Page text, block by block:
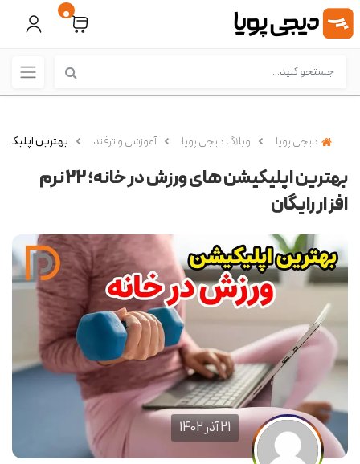
0
دیجی پویا وبلاگ دیجی پویا آموزشی و ترفند بهترین اپلیکیشن های
بهترین اپلیکیشن های ورزش در خانه؛ 22 نرم
افزار رایگان
21 آذر 1402